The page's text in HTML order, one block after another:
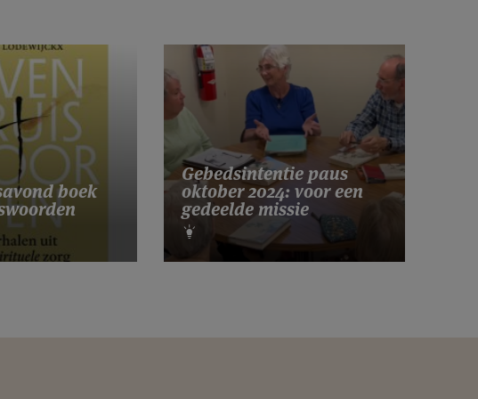
boek
Gebedsintentie paus
oktober 2024: voor een
gedeelde missie